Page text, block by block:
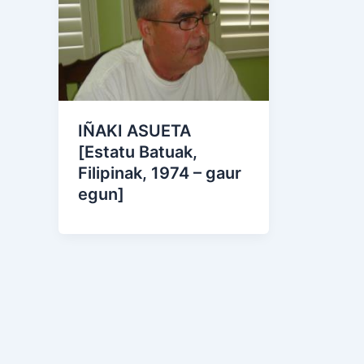
IÑAKI ASUETA
[Estatu Batuak,
Filipinak, 1974 – gaur
egun]